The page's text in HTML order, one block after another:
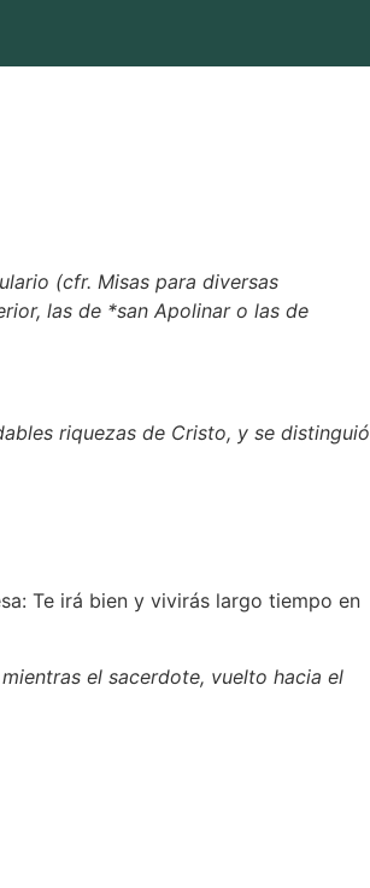
(cfr. Misas para diversas
las de *san Apolinar o las de
riquezas de Cristo, y se distinguió
Te irá bien y vivirás largo tiempo en
el sacerdote, vuelto hacia el